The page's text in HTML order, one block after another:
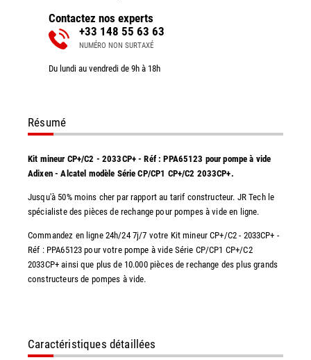
Contactez nos experts
+33 148 55 63 63
NUMÉRO NON SURTAXÉ
Du lundi au vendredi de 9h à 18h
Résumé
Kit mineur CP+/C2 - 2033CP+ - Réf : PPA65123 pour pompe à vide
Adixen - Alcatel modèle Série CP/CP1 CP+/C2 2033CP+.
Jusqu'à 50% moins cher par rapport au tarif constructeur. JR Tech le
spécialiste des pièces de rechange pour pompes à vide en ligne.
Commandez en ligne 24h/24 7j/7 votre Kit mineur CP+/C2 - 2033CP+ -
Réf : PPA65123 pour votre pompe à vide Série CP/CP1 CP+/C2
2033CP+ ainsi que plus de 10.000 pièces de rechange des plus grands
constructeurs de pompes à vide.
Caractéristiques détaillées